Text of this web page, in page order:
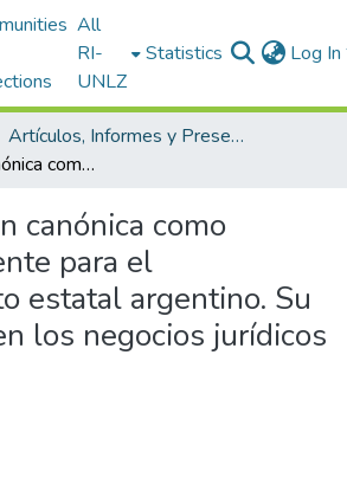
All
RI-
UNLZ
Statistics Log In
Artículos, Informes y Presentaciones en Congresos
La legislación canónica como derecho vigente para el ordenamiento estatal argentino. Su implicancia en los negocios jurídicos
canónica como
para el
estatal argentino. Su
los negocios jurídicos